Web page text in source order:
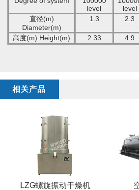
level
level
直径(m)
Diameter(m)
1.3 2.3
高度(m) Height(m) 2.33 4.9
相关产品
LZG螺旋振动干燥机